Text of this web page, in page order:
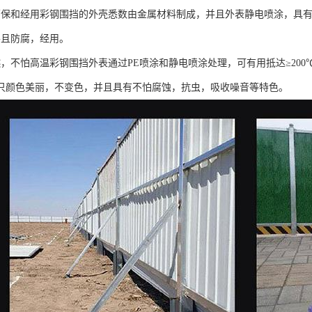
和经用彩钢围挡的外壳悉数由金属材料制成，并且外表静电喷涂，具
防腐，经用。
不怕高温彩钢围挡外表通过PE喷涂和静电喷涂处理，可有用抵达
颜色美丽，不变色，并且具有不怕腐蚀，抗虫，吸收噪音等特色。